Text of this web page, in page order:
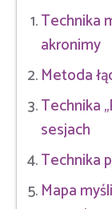
Technika
akronimy
Metoda
Technika
sesjach
Technika
Mapa